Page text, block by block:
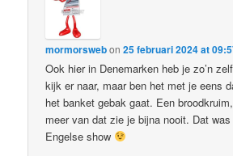
mormorswebon25 februari 2024 at
Ook hier in Denemarken heb je zo’n
kijk er naar, maar ben het met je eens
het banket gebak gaat. Een
meer van dat zie je bijna nooit. Dat
Engelse show